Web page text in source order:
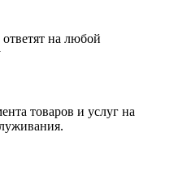
на любой
товаров и услуг на